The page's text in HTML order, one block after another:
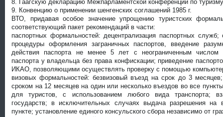
8. Гаагскую декларацию Межпарламентской конференции по
9. Конвенцию о применении шенгенских соглашений 1985 г.
ВТО, придавая особое значение упрощению туристских
соответствующий пакет рекомендаций в части:
паспортных формальностей: децентрализация паспортных
процедуры оформления заграничных паспортов, введение
действия паспорта не менее 5 лет с неограниченным числом
паспорта у владельца без права конфискации; приведение
ИКАО, позволяющими осуществлять проверку с помощью
визовых формальностей: безвизовый въезд на срок до 3
сроком на 12 месяцев на один или несколько въездов во все
для туристов, с использованием любого вида транспорта;
государств; в исключительных случаях выдача разрешения на
пункте; установление единого консульского сбора независимо от